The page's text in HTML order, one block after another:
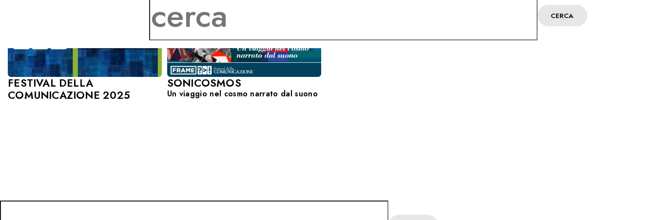
CERCA
FESTIVAL DELLA
COMUNICAZIONE 2025
SONICOSMOS
Un viaggio nel cosmo narrato dal suono